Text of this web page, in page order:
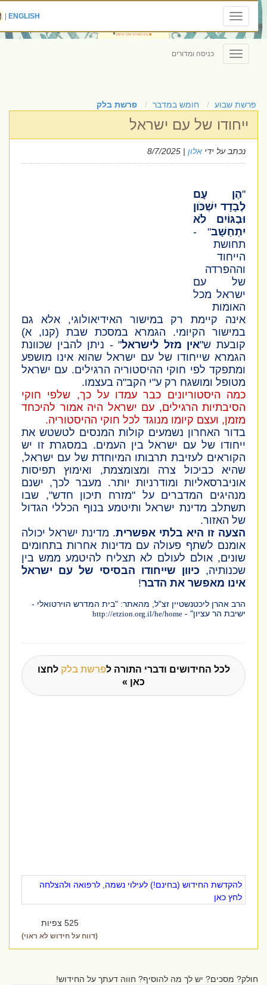
Toggle
navigation
ENGLISH
|
Toggle
navigation
כניסה ומדורים
פרשת שבוע חומש במדבר פרשת בלק
ייחודו של עם ישראל
נכתב על ידיאלון| 8/7/2025
הֶן עָם
לְבָדָד יִשְׁכֹּון
וּבַגּוֹיִם לֹא
יִתְחַשָּׁב" -
תחושת
הייחוד
וההפרדה
של עם
ישראל מכל
האומות
אינה קיימת רק במישור האידיאולוגי, אלא גם
במישור הקיומי. הגמרא במסכת שבת(קנו, א)
קובעת ש"אין מזל לישראל" - ניתן להבין שכוונת
הגמרא שייחודו של עם ישראל שהוא אינו מושפע
ומתפקד לפי חוקי ההיסטוריה הרגילים. עם ישראל
מטופל ומושגח רק ע"י הקב"ה בעצמו.
כמה היסטוריונים כבר עמדו על כך, שלפי חוקי
הסיבתיות הרגילים, עם ישראל היה אמור להיכחד
מזמן, ועצם קיומו מנוגד לכל חוקי ההיסטוריה.
בדור האחרון נשמעים קולות המנסים לטשטש את
ייחודו של עם ישראל בין העמים. במסגרת זו יש
הקוראים לעזיבת תרבותו המיוחדת של עם ישראל,
שהיא כביכול צרה ומצומצמת, ואימוץ תפיסות
אוניברסאליות ומודרניות יותר. מעבר לכך, ישנם
מנהיגים המדברים על "מזרח תיכון חדש", שבו
תשתלב מדינת ישראל ותיטמע בנוף הכללי הגדול
של האזור.
הצעה זו היא בלתי אפשרית. מדינת ישראל יכולה
אומנם לשתף פעולה עם מדינות אחרות בתחומים
שונים, אולם לעולם לא תצליח להיטמע ממש בין
שכנותיה,כיוון שייחודו הבסיסי של עם ישראל
אינו מאפשר את הדבר!
הרב אהרן ליכטנשטיין זצ"ל, מהאתר: "בית המדרש הוירטואלי -
ישיבת הר עציון" -http://etzion.org.il/he/home
לכל החידושים ודברי התורה לפרשת בלקלחצו
כאן »
להקדשת החידוש (בחינם!) לעילוי נשמה, לרפואה ולהצלחה
לחץ כאן
525 צפיות
(דווח על חידוש לא ראוי)
חולק? מסכים? יש לך מה להוסיף? חווה דעתך על החידוש!